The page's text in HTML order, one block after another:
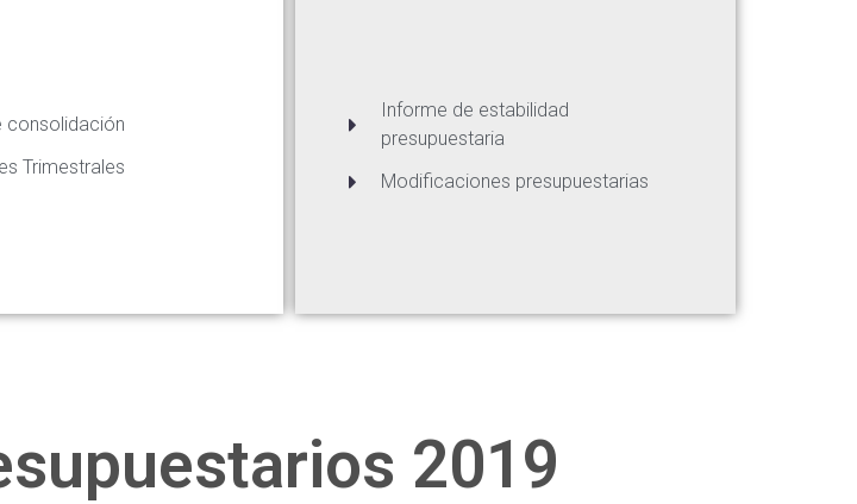
consolidación
Trimestrales
Informe de estabilidad
presupuestaria
Modificaciones presupuestarias
2019